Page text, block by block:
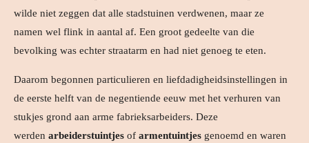
wilde niet zeggen dat alle stadstuinen verdwenen, maar ze
namen wel flink in aantal af. Een groot gedeelte van die
bevolking was echter straatarm en had niet genoeg te eten.
Daarom begonnen particulieren en liefdadigheidsinstellingen in
de eerste helft van de negentiende eeuw met het verhuren van
stukjes grond aan arme fabrieksarbeiders. Deze
werden arbeiderstuintjes of armentuintjes genoemd en waren